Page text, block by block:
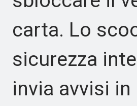
carta. Lo
sicurezza
invia avvisi